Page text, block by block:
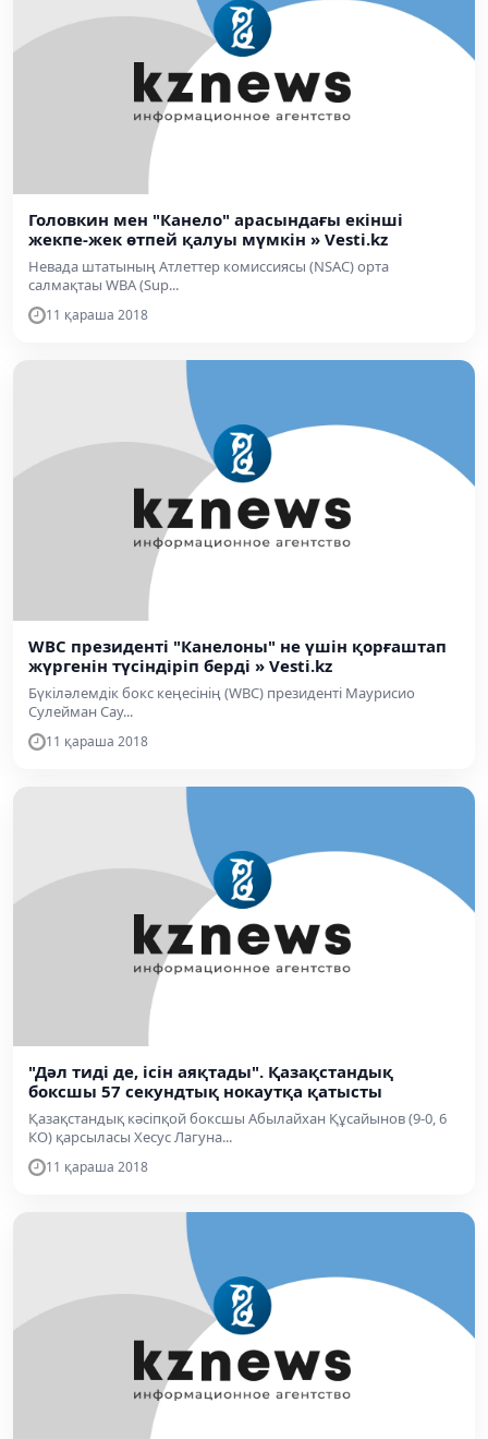
Головкин мен "Канело" арасындағы екінші
жекпе-жек өтпей қалуы мүмкін » Vesti.kz
Невада штатының Атлеттер комиссиясы (NSAC) орта
салмақтаы WBA (Sup...
11 қараша 2018
WBC президенті "Канелоны" не үшін қорғаштап
жүргенін түсіндіріп берді » Vesti.kz
Бүкіләлемдік бокс кеңесінің (WBC) президенті Маурисио
Сулейман Сау...
11 қараша 2018
"Дәл тиді де, ісін аяқтады". Қазақстандық
боксшы 57 секундтық нокаутқа қатысты
Қазақстандық кәсіпқой боксшы Абылайхан Құсайынов (9-0, 6
КО) қарсыласы Хесус Лагуна...
11 қараша 2018